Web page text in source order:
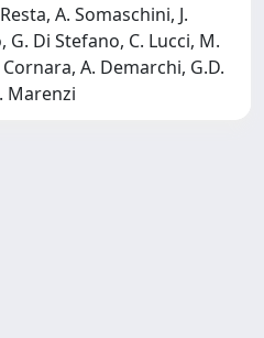
A. Somaschini, J.
Di Stefano, C. Lucci, M.
A. Demarchi, G.D.
Marenzi